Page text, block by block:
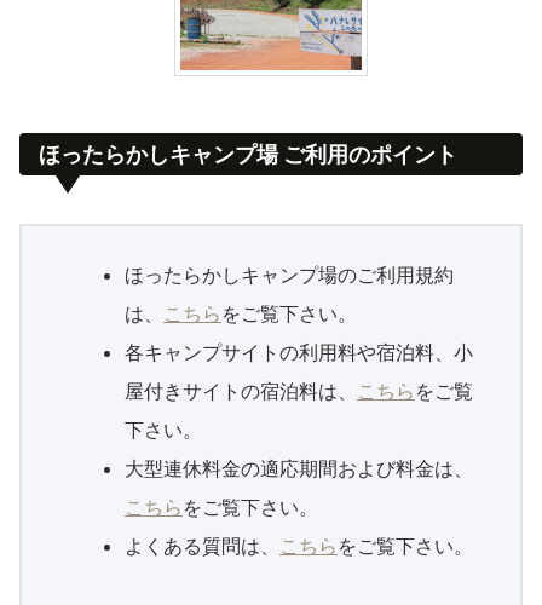
ほったらかしキャンプ場 ご利用のポイント
ほったらかしキャンプ場のご利用規約
は、 こちら をご覧下さい。
各キャンプサイトの利用料や宿泊料、小
屋付きサイトの宿泊料は、 こちら をご覧
下さい。
大型連休料金の適応期間および料金は、
こちら をご覧下さい。
よくある質問は、 こちら をご覧下さい。